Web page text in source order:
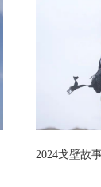
2024戈壁故